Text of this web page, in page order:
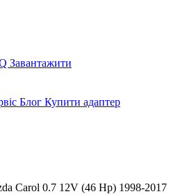
Завантажити
Блог Купити адаптер
Carol 0.7 12V (46 Hp) 1998-2017